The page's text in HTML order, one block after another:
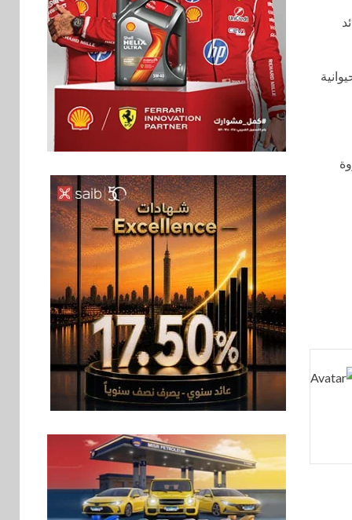
6 بنوك
بنك QNB مصر يعزز
جاهزية المشروعات
الصغيرة والمتوسطة
للنمو والتوسع
7
اخبار
فيكسد مصر و”حلول”
تتشاركان في تطوير
أول منصة للسياحة
الصحية في مصر
والشرق الأوسط
وأفريقيا Tour4Cure
8
هواوي: هاتف nova 15
Max بطارية ضخمة
وتصميم متين جهازًا
مثاليًا للشباب